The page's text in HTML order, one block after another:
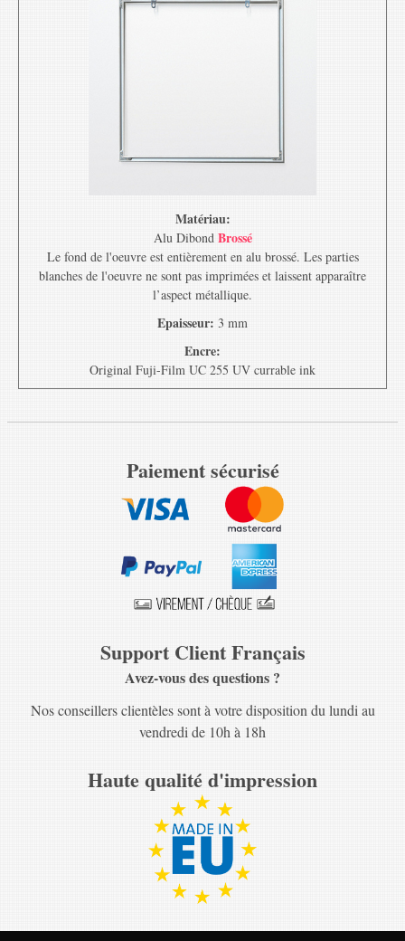
Matériau:
Alu Dibond Brossé
Le fond de l'oeuvre est entièrement en alu brossé. Les parties
blanches de l'oeuvre ne sont pas imprimées et laissent apparaître
l’aspect métallique.
Epaisseur: 3 mm
Encre:
Original Fuji-Film UC 255 UV currable ink
Paiement sécurisé
Support Client Français
Avez-vous des questions ?
Nos conseillers clientèles sont à votre disposition du lundi au
vendredi de 10h à 18h
Haute qualité d'impression